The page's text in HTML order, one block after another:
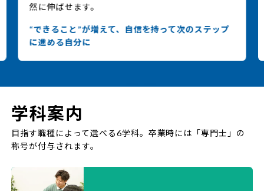
然に伸ばせます。
“できること”が増えて、自信を持って次のステップ
に進める自分に
学科案内
目指す職種によって選べる6学科。卒業時には「専門士」の
称号が付与されます。